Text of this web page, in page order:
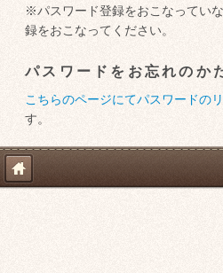
※パスワード登録をおこなってい
録をおこなってください。
パスワードをお忘れのか
こちらのページにてパスワードの
す。